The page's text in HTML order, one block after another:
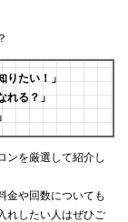
りたい！」
れる？」
ンを厳選して紹介し
金や回数についても
れしたい人はぜひご